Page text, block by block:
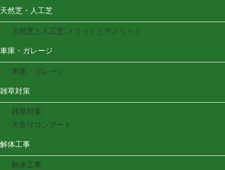
天然芝・人工芝
天然芝と人工芝 メリットとデメリット
車庫・ガレージ
車庫・ガレージ
雑草対策
雑草対策
犬走りコンクート
解体工事
解体工事